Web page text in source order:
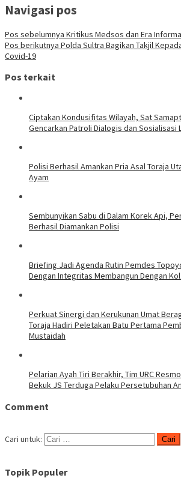
Navigasi pos
Pos sebelumnya Kritikus Medsos dan Era
Pos berikutnya Polda Sultra Bagikan Takjil
Covid-19
Pos terkait
Ciptakan Kondusifitas Wilayah, Sat
Gencarkan Patroli Dialogis dan Sosialisasi
Polisi Berhasil Amankan Pria Asal Toraja
Ayam
Sembunyikan Sabu di Dalam Korek Api,
Berhasil Diamankan Polisi
Briefing Jadi Agenda Rutin Pemdes
Dengan Integritas Membangun Dengan
Perkuat Sinergi dan Kerukunan Umat
Toraja Hadiri Peletakan Batu Pertama
Mustaidah
Pelarian Ayah Tiri Berakhir, Tim URC
Bekuk JS Terduga Pelaku Persetubuhan
Comment
Cari untuk:
Topik Populer